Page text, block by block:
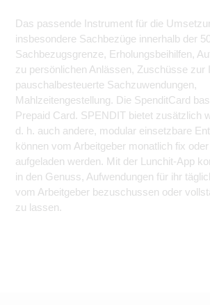
Das passende Instrument für die
insbesondere Sachbezüge innerhalb der
Sachbezugsgrenze, Erholungsbeihilfen,
zu persönlichen Anlässen, Zuschüsse zur
pauschalbesteuerte Sachzuwendungen,
Mahlzeitengestellung. Die SpenditCard
Prepaid Card. SPENDIT bietet zusätzlich
d. h. auch andere, modular einsetzbare
können vom Arbeitgeber monatlich fix
aufgeladen werden. Mit der Lunchit-App
in den Genuss, Aufwendungen für ihr
vom Arbeitgeber bezuschussen oder
zu lassen.